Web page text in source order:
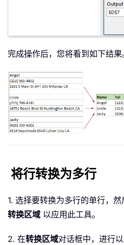
完成操作后，您将看到如下结果
将行转换为多行
1. 选择要转换为多行的单行，然
转换区域 以应用此工具。
2. 在转换区域对话框中，进行以